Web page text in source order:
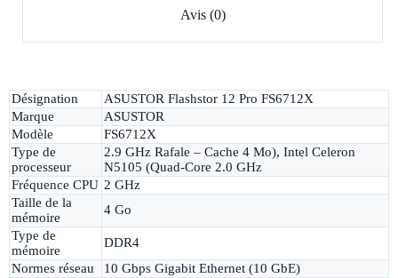
Avis (0)
Désignation
ASUSTOR Flashstor 12 Pro FS6712X
Marque
ASUSTOR
Modèle
FS6712X
Type de
processeur
2.9 GHz Rafale – Cache 4 Mo), Intel Celeron
N5105 (Quad-Core 2.0 GHz
Fréquence CPU 2 GHz
Taille de la
mémoire
4 Go
Type de
mémoire
DDR4
Normes réseau
10 Gbps Gigabit Ethernet (10 GbE)